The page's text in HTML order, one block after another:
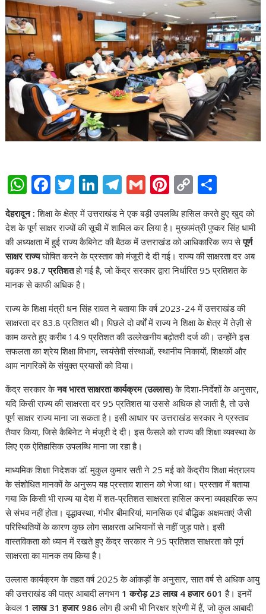
W
h
at
s
A
p
p
F
ac
e
b
o
o
k
T
w
itt
er
Li
n
k
e
dI
n
T
el
e
gr
a
m
G
m
ai
l
Pi
nt
er
e
st
C
p
y
Li
n
k
h
ar
e
देहरादून : शिक्षा के क्षेत्र में उत्तराखंड ने एक बड़ी उपलब्धि हासिल करते हुए खुद को
देश के पूर्ण साक्षर राज्यों की सूची में शामिल कर लिया है। मुख्यमंत्री पुष्कर सिंह धामी
की अध्यक्षता में हुई राज्य कैबिनेट की बैठक में उत्तराखंड को आधिकारिक रूप सेपूर्ण
साक्षर राज्यघोषित करने के प्रस्ताव को मंजूरी दे दी गई। राज्य की साक्षरता दर अब
बढ़कर 98.7 प्रतिशतहो गई है, जो केंद्र सरकार द्वारा निर्धारित 95 प्रतिशत के
मानक से काफी अधिक है।
राज्य के शिक्षा मंत्री धन सिंह रावत ने बताया कि वर्ष 2023-24 में उत्तराखंड की
साक्षरता दर 83.8 प्रतिशत थी। पिछले दो वर्षों में राज्य ने शिक्षा के क्षेत्र में तेज़ी से
काम करते हुए करीब 14.9 प्रतिशत की उल्लेखनीय बढ़ोतरी दर्ज की। उन्होंने इस
सफलता का श्रेय शिक्षा विभाग, स्वयंसेवी संस्थाओं, स्थानीय निकायों, शिक्षकों और
आम नागरिकों के संयुक्त प्रयासों को दिया।
केंद्र सरकार केनव भारत साक्षरता कार्यक्रम (उल्लास)के दिशा-निर्देशों के अनुसार,
यदि किसी राज्य की साक्षरता दर 95 प्रतिशत या उससे अधिक हो जाती है, तो उसे
पूर्ण साक्षर राज्य माना जा सकता है। इसी आधार पर उत्तराखंड सरकार ने प्रस्ताव
तैयार किया, जिसे कैबिनेट ने मंजूरी दे दी। इस फैसले को राज्य की शिक्षा व्यवस्था के
लिए एक ऐतिहासिक उपलब्धि माना जा रहा है।
माध्यमिक शिक्षा निदेशक डॉ. मुकुल कुमार सती ने 25 मई को केंद्रीय शिक्षा मंत्रालय
के संशोधित मानकों के अनुरूप यह प्रस्ताव शासन को भेजा था। प्रस्ताव में बताया
गया कि किसी भी राज्य या देश में शत-प्रतिशत साक्षरता हासिल करना व्यवहारिक रूप
से संभव नहीं होता। वृद्धावस्था, गंभीर बीमारियां, मानसिक एवं बौद्धिक अक्षमताएं जैसी
परिस्थितियों के कारण कुछ लोग साक्षरता अभियानों से नहीं जुड़ पाते। इसी
वास्तविकता को ध्यान में रखते हुए केंद्र सरकार ने 95 प्रतिशत साक्षरता को पूर्ण
साक्षरता का मानक तय किया है।
उल्लास कार्यक्रम के तहत वर्ष 2025 के आंकड़ों के अनुसार, सात वर्ष से अधिक आयु
की उत्तराखंड की पात्र आबादी लगभग 1 करोड़ 23 लाख 4 हजार 601 है। इनमें
केवल 1 लाख 31 हजार 986 लोग ही अभी भी निरक्षर श्रेणी में हैं, जो कुल आबादी